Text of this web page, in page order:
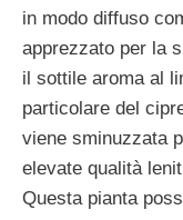
in modo diffuso
apprezzato per la
il sottile aroma al
particolare del
viene sminuzzata
elevate qualità
Questa pianta